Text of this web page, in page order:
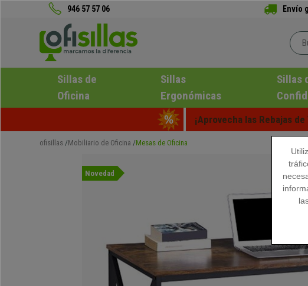
946 57 57 06 Envío
Sillas de
Oficina
Sillas
Ergonómicas
Sillas
¡Aprovecha las Rebajas
ofisillas Mobiliario de Oficina Mesas de Oficina
Novedad